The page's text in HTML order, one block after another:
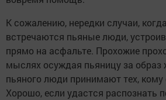
К сожалению, нередки случаи,
встречаются пьяные люди,
прямо на асфальте. Прохожие
мыслях осуждая пьяницу за образ
пьяного люди принимают тех, кому
Хорошо, если удастся распознать